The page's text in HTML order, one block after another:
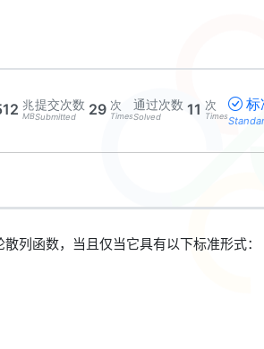
兆
MB
提交次数
Submitted 29 次
Times
通过次数
Solved 11 次
Times
标
列函数，当且仅当它具有以下标准形式：
A_j\right),